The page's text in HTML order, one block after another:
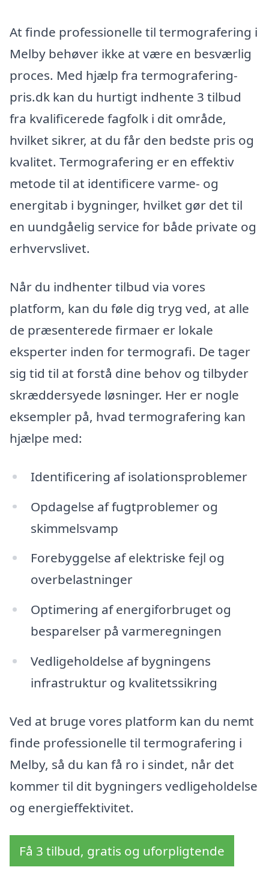
At finde professionelle til termografering i
Melby behøver ikke at være en besværlig
proces. Med hjælp fra termografering-
pris.dk kan du hurtigt indhente 3 tilbud
fra kvalificerede fagfolk i dit område,
hvilket sikrer, at du får den bedste pris og
kvalitet. Termografering er en effektiv
metode til at identificere varme- og
energitab i bygninger, hvilket gør det til
en uundgåelig service for både private og
erhvervslivet.
Når du indhenter tilbud via vores
platform, kan du føle dig tryg ved, at alle
de præsenterede firmaer er lokale
eksperter inden for termografi. De tager
sig tid til at forstå dine behov og tilbyder
skræddersyede løsninger. Her er nogle
eksempler på, hvad termografering kan
hjælpe med:
Identificering af isolationsproblemer
Opdagelse af fugtproblemer og
skimmelsvamp
Forebyggelse af elektriske fejl og
overbelastninger
Optimering af energiforbruget og
besparelser på varmeregningen
Vedligeholdelse af bygningens
infrastruktur og kvalitetssikring
Ved at bruge vores platform kan du nemt
finde professionelle til termografering i
Melby, så du kan få ro i sindet, når det
kommer til dit bygningers vedligeholdelse
og energieffektivitet.
Få 3 tilbud, gratis og uforpligtende